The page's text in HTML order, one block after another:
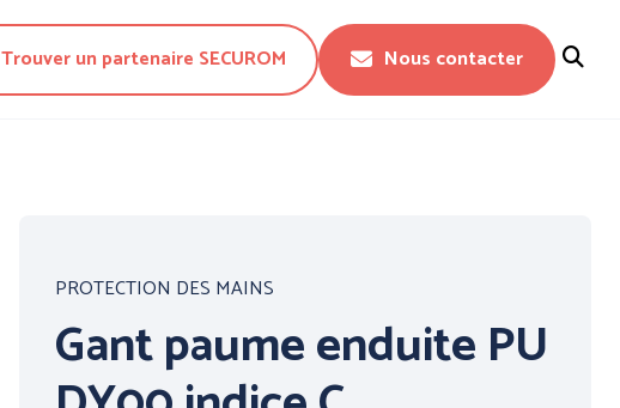
Trouver un partenaire SECUROM Nous contacter
PROTECTION DES MAINS
Gant paume enduite PU